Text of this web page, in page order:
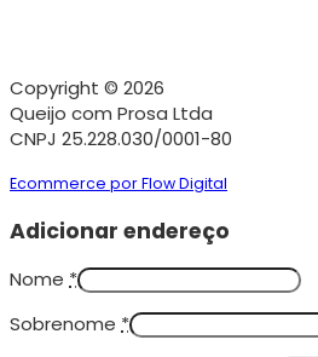
Copyright © 2026
Queijo com Prosa Ltda
CNPJ 25.228.030/0001-80
Ecommerce por Flow Digital
Adicionar endereço
Nome *
Sobrenome *